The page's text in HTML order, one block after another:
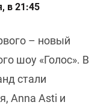
в 21:45
– новый
шоу «Голос». В
стали
Anna Asti и